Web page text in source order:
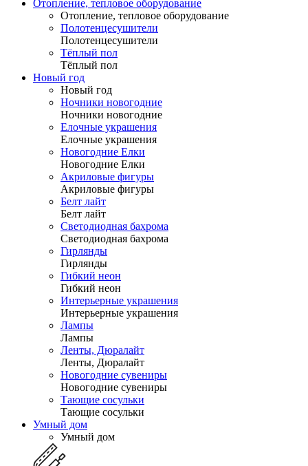
Отопление, тепловое оборудование
Отопление, тепловое оборудование
Полотенцесушители
Полотенцесушители
Тёплый пол
Тёплый пол
Новый год
Новый год
Ночники новогодние
Ночники новогодние
Елочные украшения
Елочные украшения
Новогодние Елки
Новогодние Елки
Акриловые фигуры
Акриловые фигуры
Белт лайт
Белт лайт
Светодиодная бахрома
Светодиодная бахрома
Гирлянды
Гирлянды
Гибкий неон
Гибкий неон
Интерьерные украшения
Интерьерные украшения
Лампы
Лампы
Ленты, Дюралайт
Ленты, Дюралайт
Новогодние сувениры
Новогодние сувениры
Тающие сосульки
Тающие сосульки
Умный дом
Умный дом